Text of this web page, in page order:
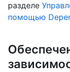
разделе
помощью